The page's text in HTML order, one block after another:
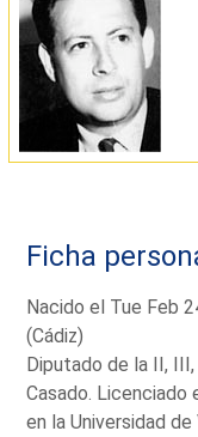
Ficha
Nacido el Tue Feb
(Cádiz)
Diputado de la II,
Casado.
en la Universidad de